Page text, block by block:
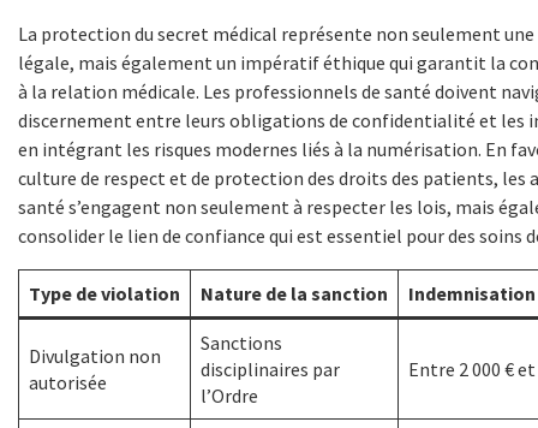
La protection du secret médical représente non seulement
légale, mais également un impératif éthique qui garantit la
à la relation médicale. Les professionnels de santé doivent
discernement entre leurs obligations de confidentialité et les
en intégrant les risques modernes liés à la numérisation. En
culture de respect et de protection des droits des patients, les
santé s’engagent non seulement à respecter les lois, mais
consolider le lien de confiance qui est essentiel pour des soins
Type de violation Nature de la sanction
Divulgation non
autorisée
Sanctions
disciplinaires par
l’Ordre
Entre 2 000 € et